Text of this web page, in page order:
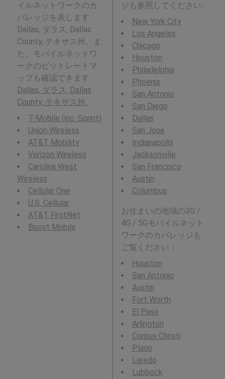
イルネットワークのカ
バレッジを表します
Dallas, ダラス, Dallas
County, テキサス州。ま
た、モバイルネットワ
ークのビットレートマ
ップも確認できます
Dallas, ダラス, Dallas
County, テキサス州 。
T-Mobile (inc. Sprint)
Union Wireless
AT&T Mobility
Verizon Wireless
Carolina West
Wireless
Cellular One
U.S. Cellular
AT&T FirstNet
Boost Mobile
ジも参照してください :
New York City
Los Angeles
Chicago
Houston
Philadelphia
Phoenix
San Antonio
San Diego
Dallas
San Jose
Indianapolis
Jacksonville
San Francisco
Austin
Columbus
お住まいの地域の3G /
4G / 5Gモバイルネット
ワークのカバレッジも
ご覧ください：
Houston
San Antonio
Austin
Fort Worth
El Paso
Arlington
Corpus Christi
Plano
Laredo
Lubbock